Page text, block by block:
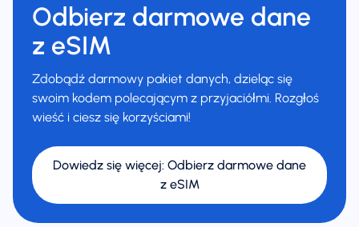
Odbierz darmowe dane
z eSIM
Zdobądź darmowy pakiet danych, dzieląc się
swoim kodem polecającym z przyjaciółmi. Rozgłoś
wieść i ciesz się korzyściami!
Dowiedz się więcej: Odbierz darmowe dane
z eSIM